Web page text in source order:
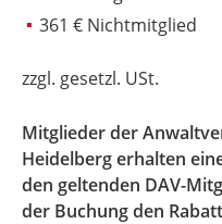
361 € Nichtmitglied
zzgl. gesetzl. USt.
Mitglieder der
Heidelberg erhalten
den geltenden DAV-
der Buchung den